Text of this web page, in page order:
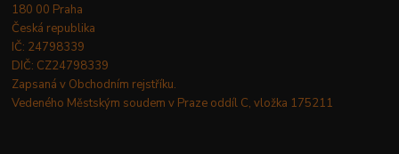
180 00 Praha
Česká republika
IČ: 24798339
DIČ: CZ24798339
Zapsaná v Obchodním rejstříku.
Vedeného Městským soudem v Praze oddíl C, vložka 175211